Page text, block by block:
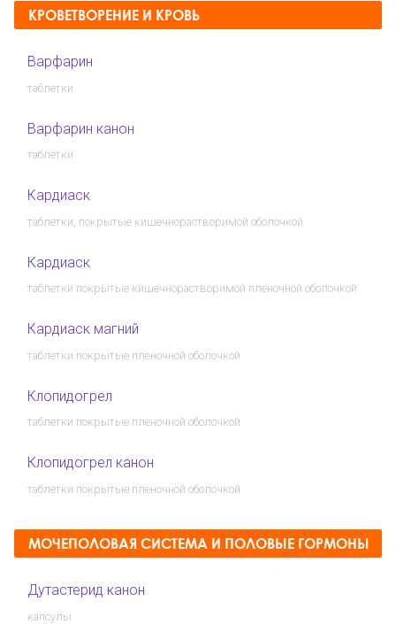
КРОВЕТВОРЕНИЕ И КРОВЬ
Варфарин
таблетки
Варфарин канон
таблетки
Кардиаск
таблетки, покрытые кишечнорастворимой оболочкой
Кардиаск
таблетки покрытые кишечнорастворимой пленочной оболочкой
Кардиаск магний
таблетки покрытые пленочной оболочкой
Клопидогрел
таблетки покрытые пленочной оболочкой
Клопидогрел канон
таблетки покрытые пленочной оболочкой
МОЧЕПОЛОВАЯ СИСТЕМА И ПОЛОВЫЕ ГОРМОНЫ
Дутастерид канон
капсулы